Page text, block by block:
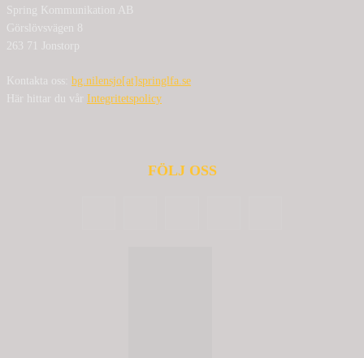
Spring Kommunikation AB
Görslövsvägen 8
263 71 Jonstorp
Kontakta oss: bg.nilensjo[at]springlfa.se
Här hittar du vår Integritetspolicy
FÖLJ OSS